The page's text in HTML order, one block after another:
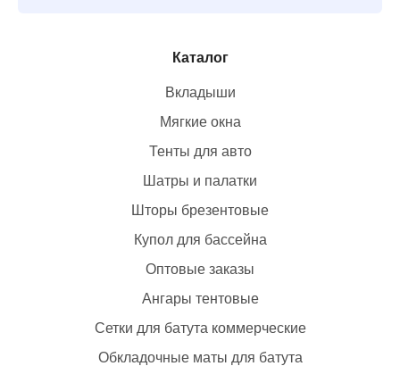
Каталог
Вкладыши
Мягкие окна
Тенты для авто
Шатры и палатки
Шторы брезентовые
Купол для бассейна
Оптовые заказы
Ангары тентовые
Сетки для батута коммерческие
Обкладочные маты для батута